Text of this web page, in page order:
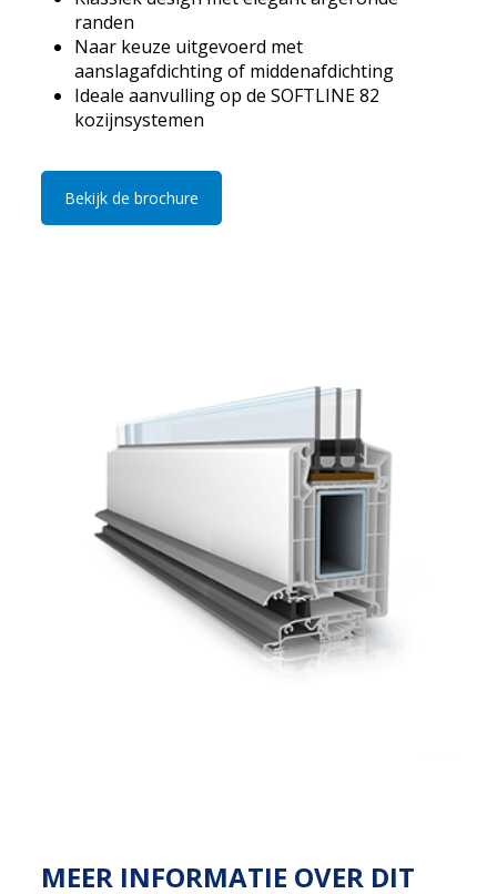
randen
Naar keuze uitgevoerd met
aanslagafdichting of middenafdichting
Ideale aanvulling op de SOFTLINE 82
kozijnsystemen
Bekijk de brochure
MEER INFORMATIE OVER DIT